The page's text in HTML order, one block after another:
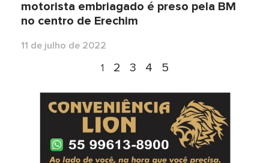
motorista embriagado é preso pela BM
no centro de Erechim
11 de julho de 2022
1 2 3 4 5